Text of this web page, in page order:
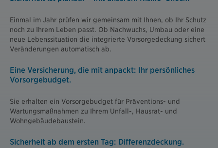
Einmal im Jahr prüfen wir gemeinsam mit Ihnen, ob Ihr Schutz
noch zu Ihrem Leben passt. Ob Nachwuchs, Umbau oder eine
neue Lebenssituation die integrierte Vorsorgedeckung sichert
Veränderungen automatisch ab.
Eine Versicherung, die mit anpackt: Ihr persönliches
Vorsorgebudget.
Sie erhalten ein Vorsorgebudget für Präventions- und
Wartungsmaßnahmen zu Ihrem Unfall-, Hausrat- und
Wohngebäudebaustein.
Sicherheit ab dem ersten Tag: Differenzdeckung.